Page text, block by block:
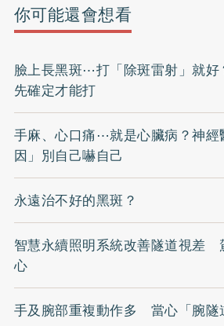
你可能還會想看
臉上長黑斑⋯打「除斑雷射」就好
先確定才能打
手麻、心口痛⋯就是心臟病？神
因」別自己嚇自己
永遠治不好的黑斑？
智慧永續照明系統改善隧道視差
心
手及腕部重複動作多 當心「腕隧